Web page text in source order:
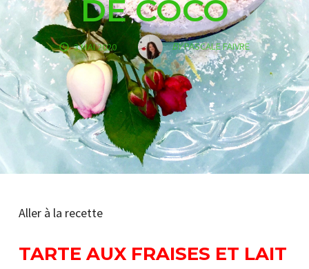
DE COCO
3 MAI 2020 BYPASCALE FAIVRE
Aller à la recette
TARTE AUX FRAISES ET LAIT